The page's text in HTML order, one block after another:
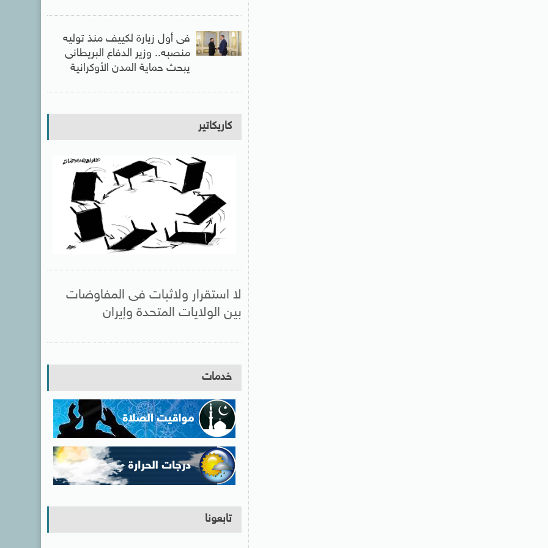
فى أول زيارة لكييف منذ توليه
منصبه.. وزير الدفاع البريطانى
يبحث حماية المدن الأوكرانية
كاريكاتير
لا استقرار ولاثبات فى المفاوضات
بين الولايات المتحدة وإيران
خدمات
تابعونا